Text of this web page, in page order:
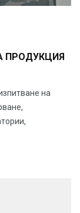
ПРОДУКЦИЯ
на